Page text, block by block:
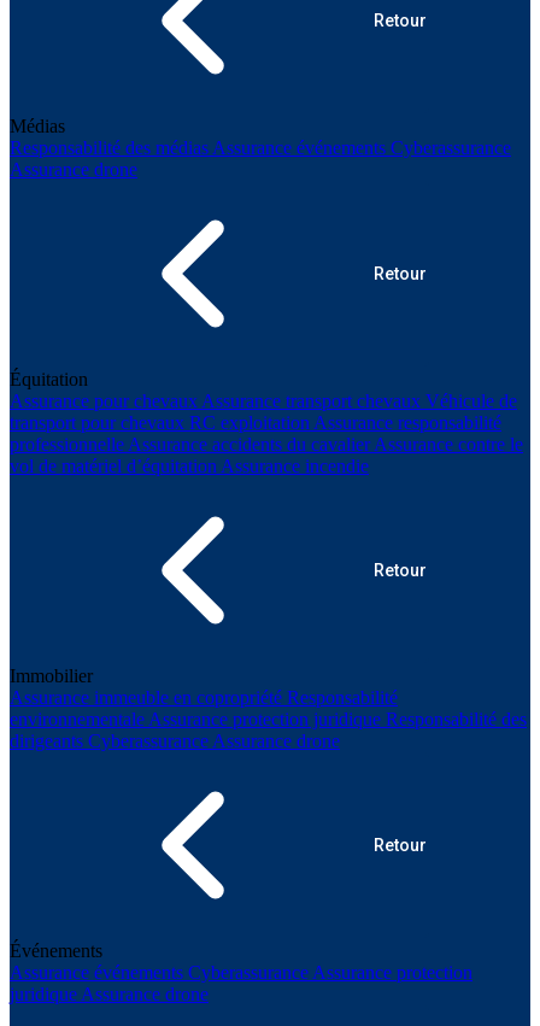
Retour
Médias
Responsabilité des médias Assurance événements Cyberassurance
Assurance drone
Retour
Équitation
Assurance pour chevaux Assurance transport chevaux Véhicule de
transport pour chevaux RC exploitation Assurance responsabilité
professionnelle Assurance accidents du cavalierAssurance contre le
vol de matériel d’équitation Assurance incendie
Retour
Immobilier
Assurance immeuble en copropriété Responsabilité
environnementale Assurance protection juridique Responsabilité des
dirigeants Cyberassurance Assurance drone
Retour
Événements
Assurance événements Cyberassurance Assurance protection
juridique Assurance drone